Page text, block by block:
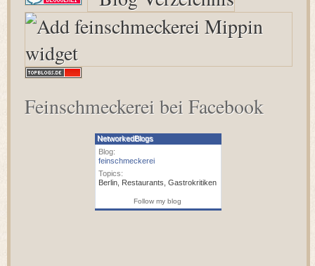
Feinschmeckerei bei Facebook
NetworkedBlogs
Blog:
feinschmeckerei
Topics:
Berlin Restaurants ,Gastrokritiken
Follow my blog